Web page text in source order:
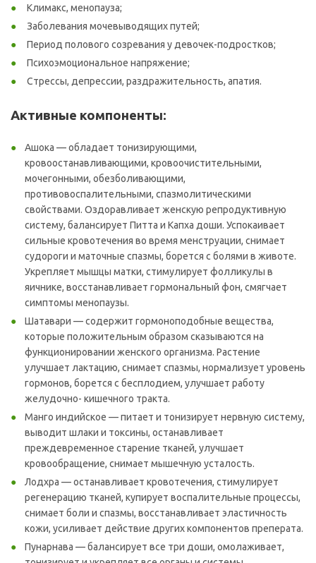
Климакс, менопауза;
Заболевания мочевыводящих путей;
Период полового созревания у девочек-подростков;
Психоэмоциональное напряжение;
Стрессы, депрессии, раздражительность, апатия.
Активные компоненты:
Ашока — обладает тонизирующими,
кровоостанавливающими, кровоочистительными,
мочегонными, обезболивающими,
противовоспалительными, спазмолитическими
свойствами. Оздоравливает женскую репродуктивную
систему, балансирует Питта и Капха доши. Успокаивает
сильные кровотечения во время менструации, снимает
судороги и маточные спазмы, борется с болями в животе.
Укрепляет мышцы матки, стимулирует фолликулы в
яичнике, восстанавливает гормональный фон, смягчает
симптомы менопаузы.
Шатавари — содержит гормоноподобные вещества,
которые положительным образом сказываются на
функционировании женского организма. Растение
улучшает лактацию, снимает спазмы, нормализует уровень
гормонов, борется с бесплодием, улучшает работу
желудочно- кишечного тракта.
Манго индийское — питает и тонизирует нервную систему,
выводит шлаки и токсины, останавливает
преждевременное старение тканей, улучшает
кровообращение, снимает мышечную усталость.
Лодхра — останавливает кровотечения, стимулирует
регенерацию тканей, купирует воспалительные процессы,
снимает боли и спазмы, восстанавливает эластичность
кожи, усиливает действие других компонентов преперата.
Пунарнава — балансирует все три доши, омолаживает,